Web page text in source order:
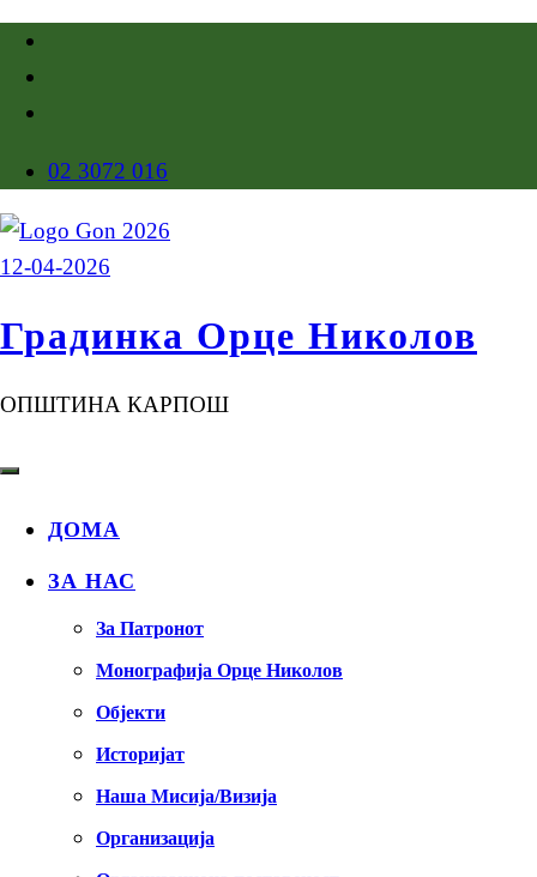
02 3072 016
Градинка Орце Николов
ОПШТИНА КАРПОШ
ДОМА
ЗА НАС
За Патронот
Монографија Орце Николов
Објекти
Историјат
Наша Мисија/Визија
Организација